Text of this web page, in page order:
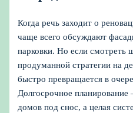
Когда речь заходит о
чаще всего обсуждают
парковки. Но если смотреть
продуманной стратегии на
быстро превращается в
Долгосрочное
домов под снос, а целая